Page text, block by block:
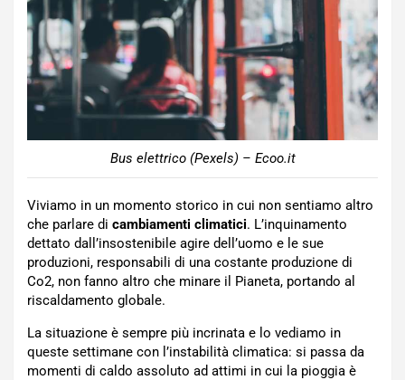
Bus elettrico (Pexels) – Ecoo.it
Viviamo in un momento storico in cui non sentiamo altro
che parlare di cambiamenti climatici. L’inquinamento
dettato dall’insostenibile agire dell’uomo e le sue
produzioni, responsabili di una costante produzione di
Co2, non fanno altro che minare il Pianeta, portando al
riscaldamento globale.
La situazione è sempre più incrinata e lo vediamo in
queste settimane con l’instabilità climatica: si passa da
momenti di caldo assoluto ad attimi in cui la pioggia è